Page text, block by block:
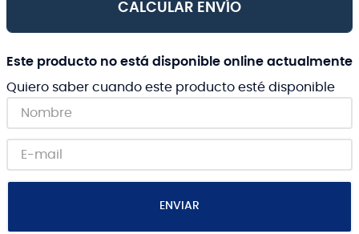
CALCULAR ENVÍO
Este producto no está disponible online actualmente
Quiero saber cuando este producto esté disponible
ENVIAR